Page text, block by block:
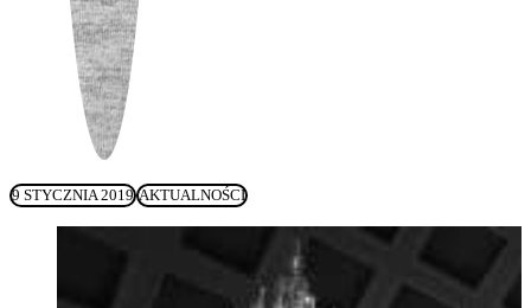
9 STYCZNIA 2019 AKTUALNOŚCI